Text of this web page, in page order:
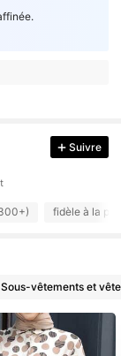
Suivre
fidèle à la
Sous-vêtements et